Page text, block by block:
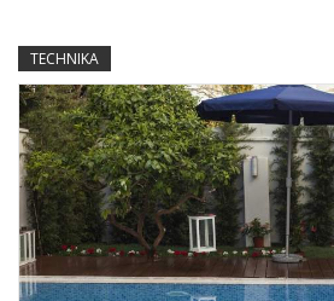
TECHNIKA